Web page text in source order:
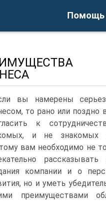
Помощь
вы намерены
то рано или поздно
к
и не знакомых
вам необходимо не
компании и о
но и уметь
преимуществами